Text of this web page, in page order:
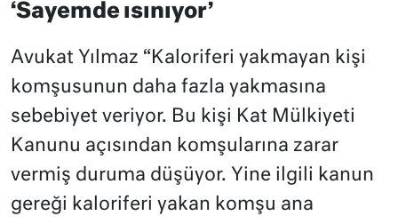
‘Sayemde ısınıyor’
Avukat Yılmaz “Kaloriferi yakmayan kişi
komşusunun daha fazla yakmasına
sebebiyet veriyor. Bu kişi Kat Mülkiyeti
Kanunu açısından komşularına zarar
vermiş duruma düşüyor. Yine ilgili kanun
gereği kaloriferi yakan komşu ana